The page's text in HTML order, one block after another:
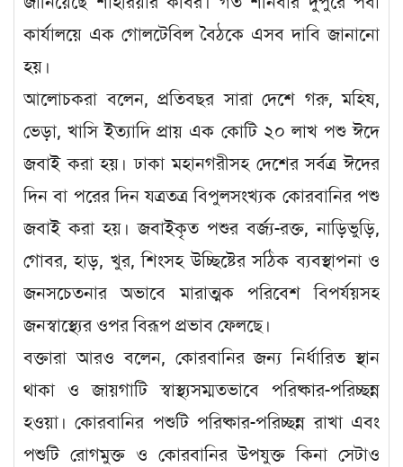
কার্যালয়ে এক গোলটেবিল বৈঠকে এসব দাবি জানানো
হয়।
আলোচকরা বলেন, প্রতিবছর সারা দেশে গরু, মহিষ,
ভেড়া, খাসি ইত্যাদি প্রায় এক কোটি ২০ লাখ পশু ঈদে
জবাই করা হয়। ঢাকা মহানগরীসহ দেশের সর্বত্র ঈদের
দিন বা পরের দিন যত্রতত্র বিপুলসংখ্যক কোরবানির পশু
জবাই করা হয়। জবাইকৃত পশুর বর্জ্য-রক্ত, নাড়িভুড়ি,
গোবর, হাড়, খুর, শিংসহ উচ্ছিষ্টের সঠিক ব্যবস্থাপনা ও
জনসচেতনার অভাবে মারাত্মক পরিবেশ বিপর্যয়সহ
জনস্বাস্থ্যের ওপর বিরূপ প্রভাব ফেলছে।
বক্তারা আরও বলেন, কোরবানির জন্য নির্ধারিত স্থান
থাকা ও জায়গাটি স্বাস্থ্যসম্মতভাবে পরিষ্কার-পরিচ্ছন্ন
হওয়া। কোরবানির পশুটি পরিষ্কার-পরিচ্ছন্ন রাখা এবং
পশুটি রোগমুক্ত ও কোরবানির উপযুক্ত কিনা সেটাও